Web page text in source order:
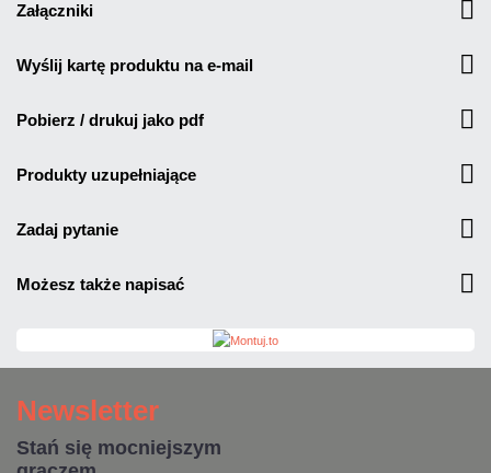
załączniki
wyślij kartę produktu na e-mail
pobierz / drukuj jako pdf
produkty uzupełniające
zadaj pytanie
możesz także napisać
Newsletter
Stań się mocniejszym